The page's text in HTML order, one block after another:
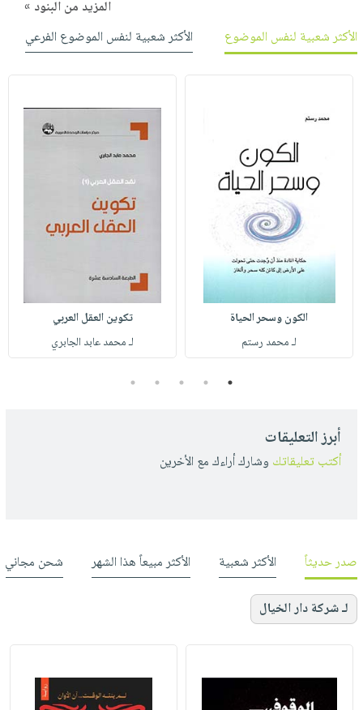
المزيد من البنود »
الأكثر شعبية لنفس الموضوع
الأكثر شعبية لنفس الموضوع الفرعي
الكون وسحر الحياة
لـ محمد رستم
تكوين العقل العربي
لـ محمد عابد الجابري
1
2
3
4
5
أبرز التعليقات
أكتب تعليقاتك وشارك أراءك مع الأخرين
صدر حديثاً الأكثر شعبية الأكثر مبيعاً هذا الشهر شحن مجاني
لـ شركة دار الخيال